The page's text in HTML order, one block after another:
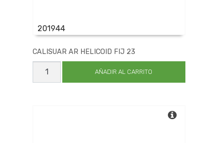
201944
CALISUAR AR HELICOID FIJ 23
CALISUAR
AÑADIR AL CARRITO